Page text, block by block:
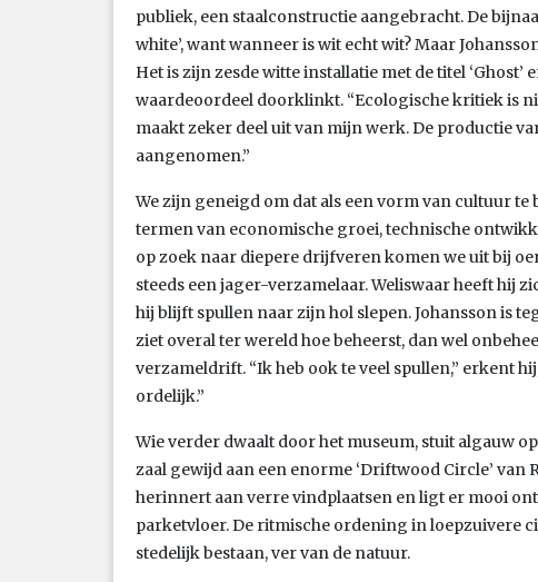
publiek, een staalconstructie aangebracht. De
white’, want wanneer is wit echt wit? Maar
Het is zijn zesde witte installatie met de titel
waardeoordeel doorklinkt. “Ecologische kritiek is
maakt zeker deel uit van mijn werk. De productie
aangenomen.”
We zijn geneigd om dat als een vorm van cultuur te
termen van economische groei, technische
op zoek naar diepere drijfveren komen we uit bij
steeds een jager-verzamelaar. Weliswaar heeft hij
hij blijft spullen naar zijn hol slepen. Johansson is
ziet overal ter wereld hoe beheerst, dan wel
verzameldrift. “Ik heb ook te veel spullen,” erkent
ordelijk.”
Wie verder dwaalt door het museum, stuit algauw
zaal gewijd aan een enorme ‘Driftwood Circle’
herinnert aan verre vindplaatsen en ligt er mooi
parketvloer. De ritmische ordening in loepzuivere
stedelijk bestaan, ver van de natuur.